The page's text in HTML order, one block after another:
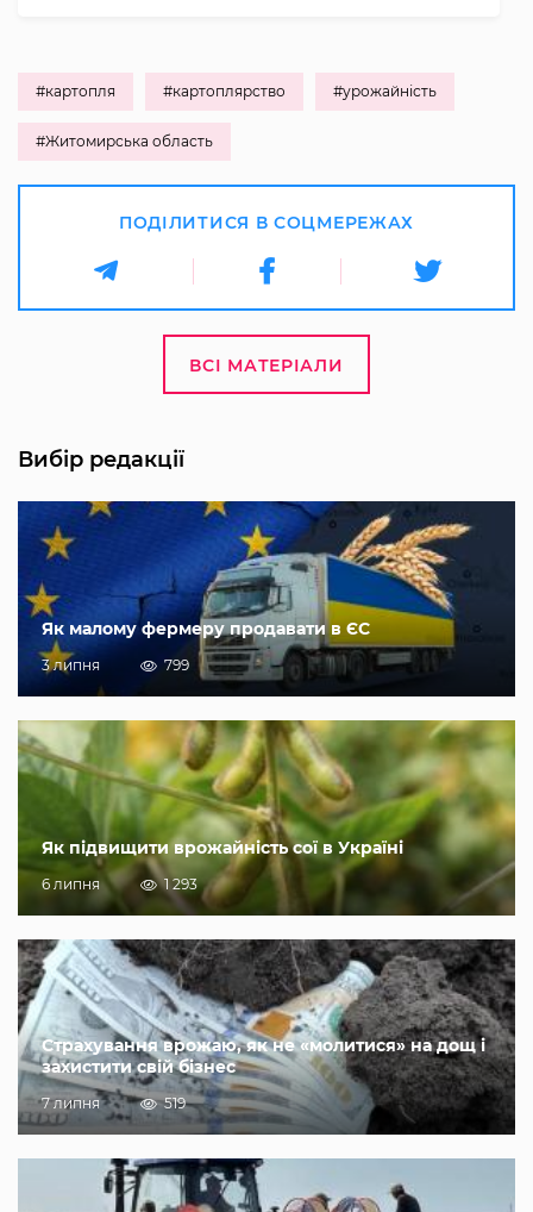
#картопля #картоплярство #урожайність
#Житомирська область
ПОДІЛИТИСЯ В СОЦМЕРЕЖАХ
ВСІ МАТЕРІАЛИ
Вибір редакції
Як малому фермеру продавати в ЄС
3 липня 799
Як підвищити врожайність сої в Україні
6 липня 1 293
Страхування врожаю, як не «молитися» на дощ і
захистити свій бізнес
7 липня 519